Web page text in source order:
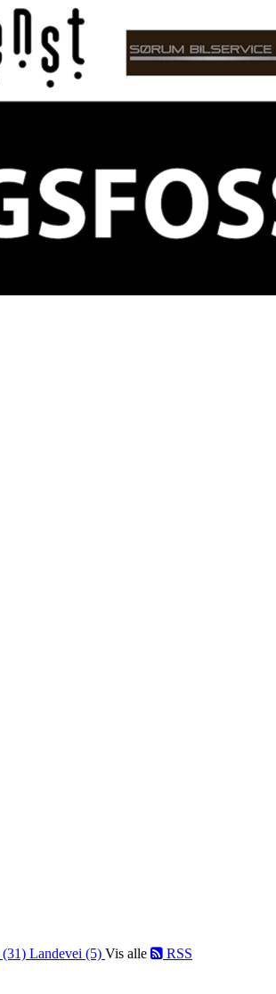
Landevei (5) Vis alle RSS